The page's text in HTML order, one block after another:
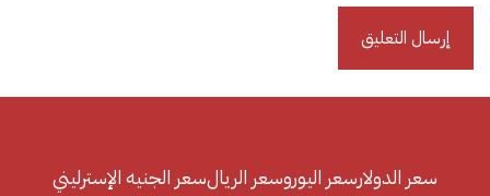
سعر الدولارسعر اليوروسعر الريالسعر الجنيه الإسترليني